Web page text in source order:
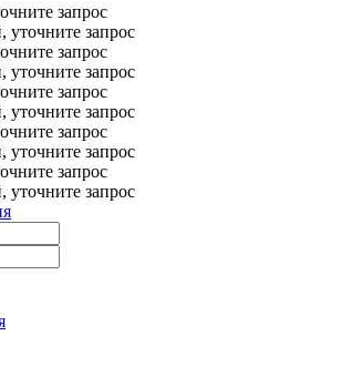
запрос
уточните запрос
запрос
уточните запрос
запрос
уточните запрос
запрос
уточните запрос
запрос
уточните запрос